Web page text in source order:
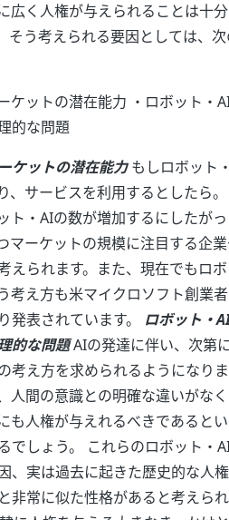
広く人権が与えられることは十
そう考えられる要因としては、
ケットの潜在能力 ・ロボット・
的な問題
ケットの潜在能力もしロボット
サービスを利用するとしたら。
ト・AIの数が増加するにしたがっ
マーケットの規模に注目する企
えられます。また、現在でもロ
考え方も米マイクロソフト創業
発表されています。 ロボット・
的な問題AIの発達に伴い、次第
考え方を求められるようになり
人間の意識との明確な違いがな
も人権が与えれるべきであると
でしょう。 これらのロボット・
、実は過去に起きた歴史的な人
非常に似た性格があると考えら